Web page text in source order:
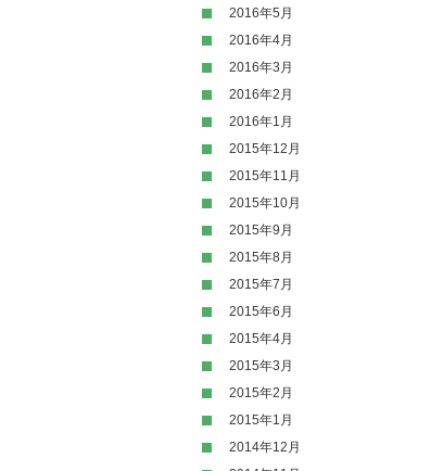
2016年5月
2016年4月
2016年3月
2016年2月
2016年1月
2015年12月
2015年11月
2015年10月
2015年9月
2015年8月
2015年7月
2015年6月
2015年4月
2015年3月
2015年2月
2015年1月
2014年12月